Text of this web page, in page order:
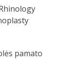
pamato